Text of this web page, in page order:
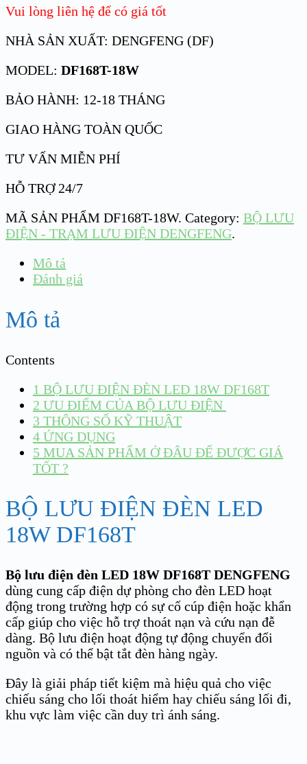
Vui lòng liên hệ để có giá tốt
NHÀ SẢN XUẤT: DENGFENG (DF)
MODEL: DF168T-18W
BẢO HÀNH: 12-18 THÁNG
GIAO HÀNG TOÀN QUỐC
TƯ VẤN MIỄN PHÍ
HỖ TRỢ 24/7
MÃ SẢN PHẨM DF168T-18W. Category: BỘ LƯU
ĐIỆN - TRẠM LƯU ĐIỆN DENGFENG.
Mô tả
Đánh giá
Mô tả
Contents
1 BỘ LƯU ĐIỆN ĐÈN LED 18W DF168T
2 ƯU ĐIỂM CỦA BỘ LƯU ĐIỆN
3 THÔNG SỐ KỸ THUẬT
4 ỨNG DỤNG
5 MUA SẢN PHẨM Ở ĐÂU ĐỂ ĐƯỢC GIÁ
TỐT ?
BỘ LƯU ĐIỆN ĐÈN LED
18W DF168T
Bộ lưu điện đèn LED 18W DF168T DENGFENG
dùng cung cấp điện dự phòng cho đèn LED hoạt
động trong trường hợp có sự cố cúp điện hoặc khẩn
cấp giúp cho việc hỗ trợ thoát nạn và cứu nạn đễ
dàng. Bộ lưu điện hoạt động tự động chuyển đổi
nguồn và có thể bật tắt đèn hàng ngày.
Đây là giải pháp tiết kiệm mà hiệu quả cho việc
chiếu sáng cho lối thoát hiểm hay chiếu sáng lối đi,
khu vực làm việc cần duy trì ánh sáng.